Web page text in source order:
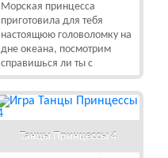
Морская принцесса
приготовила для тебя
настоящюю головоломку на
дне океана, посмотрим
справишься ли ты с
Танцы Принцессы 4